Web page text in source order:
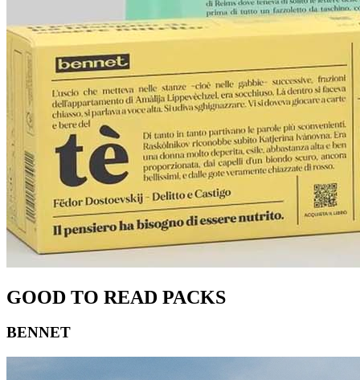
GOOD TO READ PACKS
BENNET